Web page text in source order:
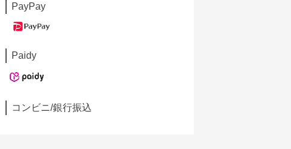
PayPay
Paidy
コンビニ/銀行振込